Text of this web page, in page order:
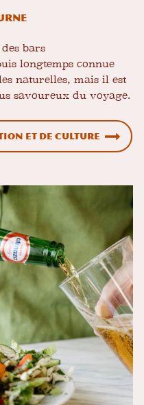
bars
longtemps connue
naturelles, mais il est
savoureux du voyage.
et de culture